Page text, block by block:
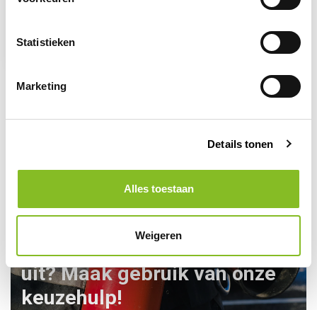
Statistieken
Marketing
Details tonen
Alles toestaan
Weigeren
109,95
Kom je er toch niet helemaal
uit? Maak gebruik van onze
keuzehulp!